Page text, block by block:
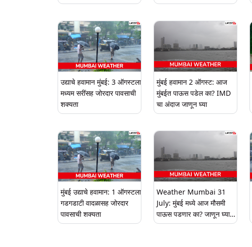
बातमी, 7 जलाशयांमध्ये 89.54
28°C
उद्याचे हवामान मुंबई: 3 ऑगस्टला
मध्यम सरींसह जोरदार पावसाची
शक्यता
मुंबई हवामान 2 ऑगस्ट: आज
मुंबईत पाऊस पडेल का? IMD
चा अंदाज जाणून घ्या
मुंबई उद्याचे हवामान: 1 ऑगस्टला
गडगडाटी वादळासह जोरदार
पावसाची शक्यता
Weather Mumbai 31
July: मुंबई मध्ये आज मौसमी
पाऊस पडणार का? जाणून घ्या
हवामान विभागाचा अंदाज